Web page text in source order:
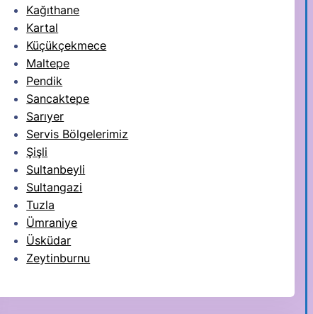
Kağıthane
Kartal
Küçükçekmece
Maltepe
Pendik
Sancaktepe
Sarıyer
Servis Bölgelerimiz
Şişli
Sultanbeyli
Sultangazi
Tuzla
Ümraniye
Üsküdar
Zeytinburnu